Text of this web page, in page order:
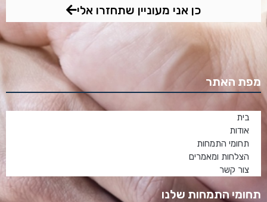
כן אני מעוניין שתחזרו אלי
מפת האתר
בית
אודות
תחומי התמחות
הצלחות ומאמרים
צור קשר
תחומי התמחות שלנו